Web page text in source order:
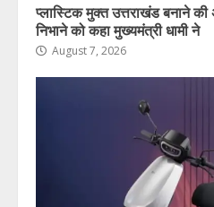
प्लास्टिक मुक्त उत्तराखंड बनाने की
निभाने को कहा मुख्यमंत्री धामी ने
August 7, 2026